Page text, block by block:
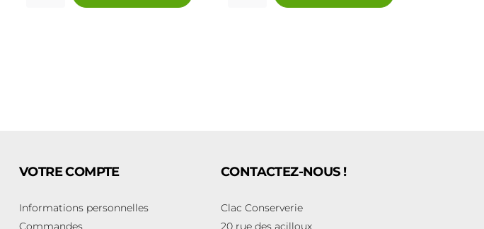
VOTRE COMPTE
Informations personnelles
Commandes
CONTACTEZ-NOUS !
Clac Conserverie
20 rue des acilloux